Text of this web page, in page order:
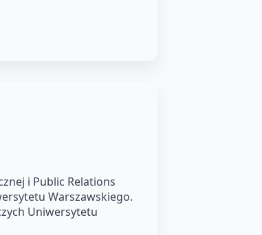
i Public Relations
Warszawskiego.
Uniwersytetu